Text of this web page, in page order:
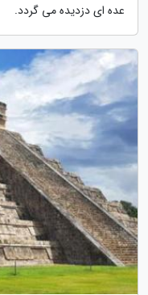
عده ای دزدیده می گردد.